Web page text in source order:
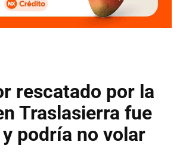
rescatado por la
Traslasierra fue
podría no volar